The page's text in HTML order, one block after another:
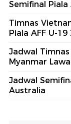
Semifinal Piala
Timnas
Piala AFF U-19
Jadwal Timnas
Myanmar
Jadwal
Australia